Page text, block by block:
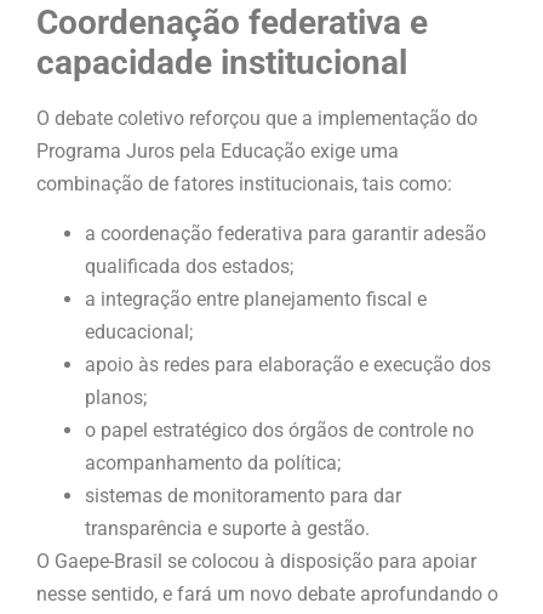
Coordenação federativa e
capacidade institucional
O debate coletivo reforçou que a implementação do
Programa Juros pela Educação exige uma
combinação de fatores institucionais, tais como:
a coordenação federativa para garantir adesão
qualificada dos estados;
a integração entre planejamento fiscal e
educacional;
apoio às redes para elaboração e execução dos
planos;
o papel estratégico dos órgãos de controle no
acompanhamento da política;
sistemas de monitoramento para dar
transparência e suporte à gestão.
O Gaepe-Brasil se colocou à disposição para apoiar
nesse sentido, e fará um novo debate aprofundando o